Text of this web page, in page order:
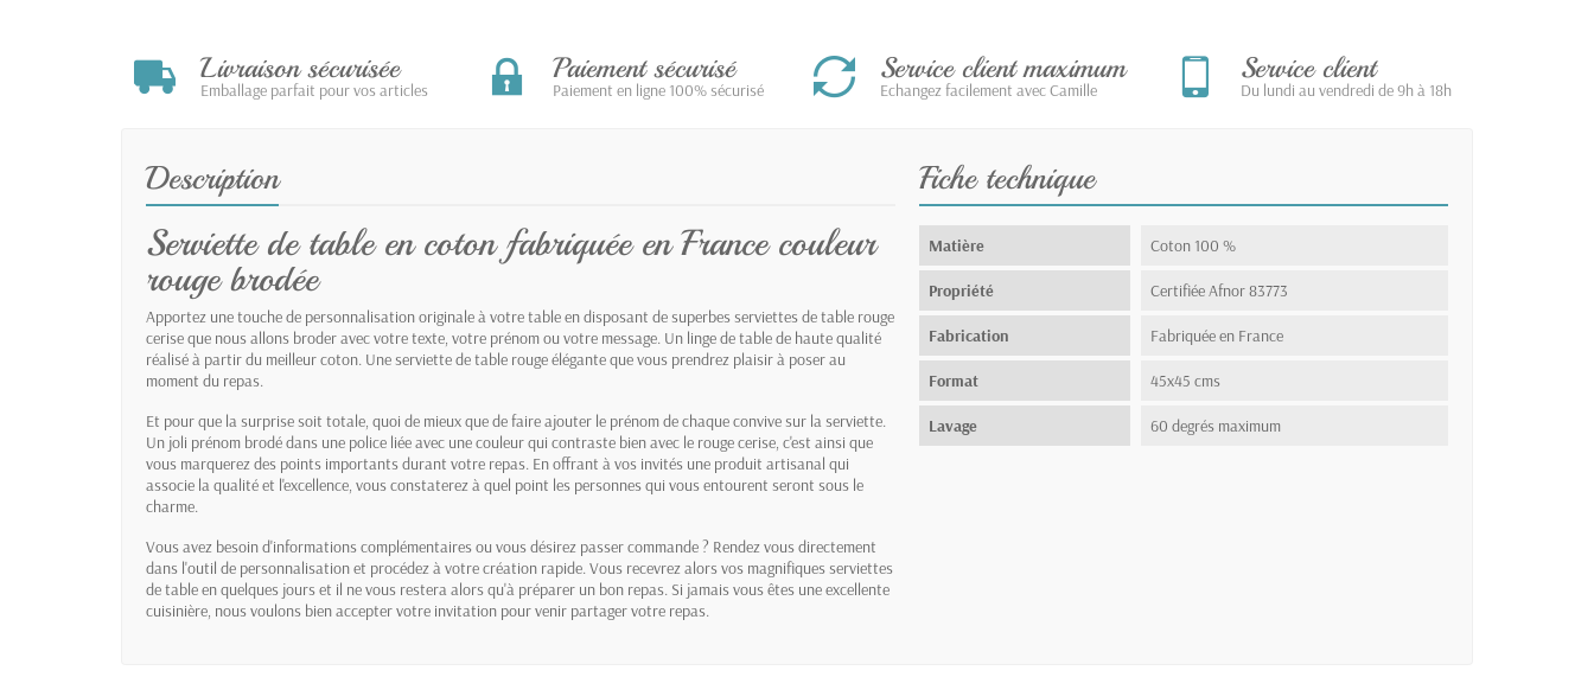
Livraison sécurisée
Emballage parfait pour vos articles
Paiement sécurisé
Paiement en ligne 100% sécurisé
Service client maximum
Echangez facilement avec Camille
Service client
Du lundi au vendredi de 9h à 18h
Description
Serviette de table en coton fabriquée en France couleur
rouge brodée
Apportez une touche de personnalisation originale à votre table en disposant de superbes serviettes de table rouge
cerise que nous allons broder avec votre texte, votre prénom ou votre message. Un linge de table de haute qualité
réalisé à partir du meilleur coton. Une serviette de table rouge élégante que vous prendrez plaisir à poser au
moment du repas.
Et pour que la surprise soit totale, quoi de mieux que de faire ajouter le prénom de chaque convive sur la serviette.
Un joli prénom brodé dans une police liée avec une couleur qui contraste bien avec le rouge cerise, c'est ainsi que
vous marquerez des points importants durant votre repas. En offrant à vos invités une produit artisanal qui
associe la qualité et l'excellence, vous constaterez à quel point les personnes qui vous entourent seront sous le
charme.
Vous avez besoin d'informations complémentaires ou vous désirez passer commande ? Rendez vous directement
dans l'outil de personnalisation et procédez à votre création rapide. Vous recevrez alors vos magnifiques serviettes
de table en quelques jours et il ne vous restera alors qu'à préparer un bon repas. Si jamais vous êtes une excellente
cuisinière, nous voulons bien accepter votre invitation pour venir partager votre repas.
Fiche technique
Matière Coton 100 %
Propriété Certifiée Afnor 83773
Fabrication Fabriquée en France
Format 45x45 cms
Lavage 60 degrés maximum